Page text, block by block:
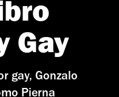
Gay
gay, Gonzalo
Pierna